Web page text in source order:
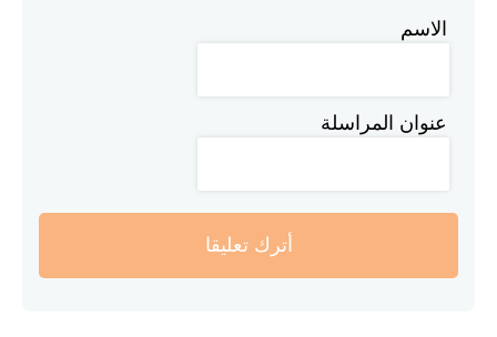
الاسم
عنوان المراسلة
أترك تعليقا